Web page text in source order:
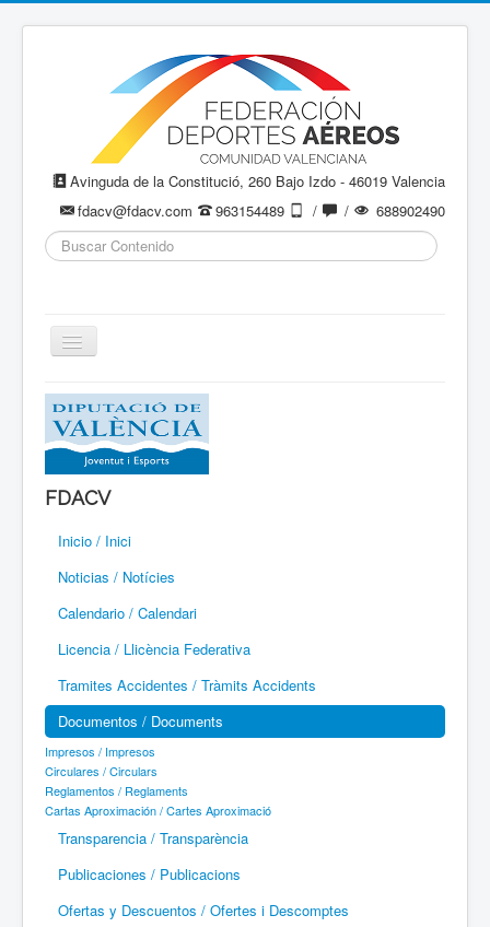
Avinguda de la Constitució, 260 Bajo Izdo - 46019 Valencia
fdacv@fdacv.com
963154489 / /
688902490
Buscar...
Cambiar
navegación
Aeromodelismo / Aeromodelisme
Ala Delta
Paracaidismo / Paracaigudisme
Parapente / Parapent
Ultraligeros / Ultralleugers
Vuelo Con Motor / Vol Amb Motor
FDACV
Inicio / Inici
Noticias / Notícies
Calendario / Calendari
Licencia / Llicència Federativa
Tramites Accidentes / Tràmits Accidents
Documentos / Documents
Impresos / Impresos
Circulares / Circulars
Reglamentos / Reglaments
Cartas Aproximación / Cartes Aproximació
Transparencia / Transparència
Publicaciones / Publicacions
Ofertas y Descuentos / Ofertes i Descomptes